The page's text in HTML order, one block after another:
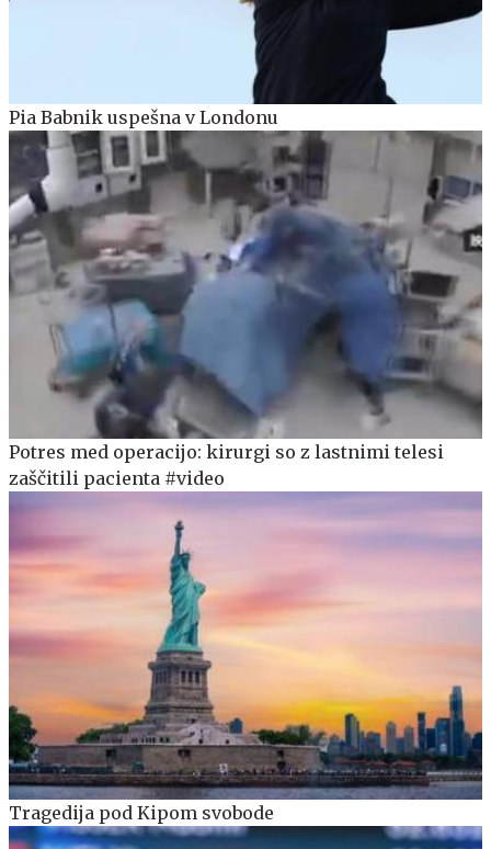
Pia Babnik uspešna v Londonu
Potres med operacijo: kirurgi so z lastnimi telesi
zaščitili pacienta #video
Tragedija pod Kipom svobode